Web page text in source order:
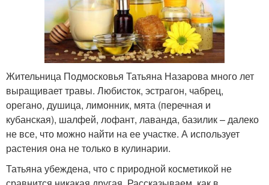
Жительница Подмосковья Татьяна Назарова много лет
выращивает травы. Любисток, эстрагон, чабрец,
орегано, душица, лимонник, мята (перечная и
кубанская), шалфей, лофант, лаванда, базилик – далеко
не все, что можно найти на ее участке. А использует
растения она не только в кулинарии.
Татьяна убеждена, что с природной косметикой не